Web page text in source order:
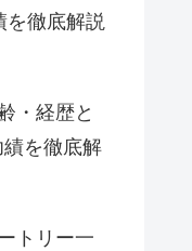
を徹底解説
・経歴と
を徹底解
トリー一